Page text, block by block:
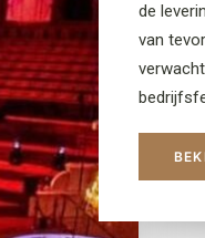
de
van